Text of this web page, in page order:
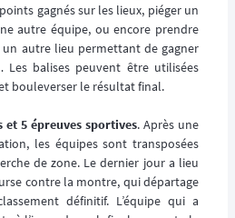
gagnés sur les lieux, piéger un
autre équipe, ou encore prendre
autre lieu permettant de gagner
Les balises peuvent être utilisées
bouleverser le résultat final.
et 5 épreuves sportives. Après une
les équipes sont transposées
de zone. Le dernier jour a lieu
contre la montre, qui départage
définitif. L’équipe qui a